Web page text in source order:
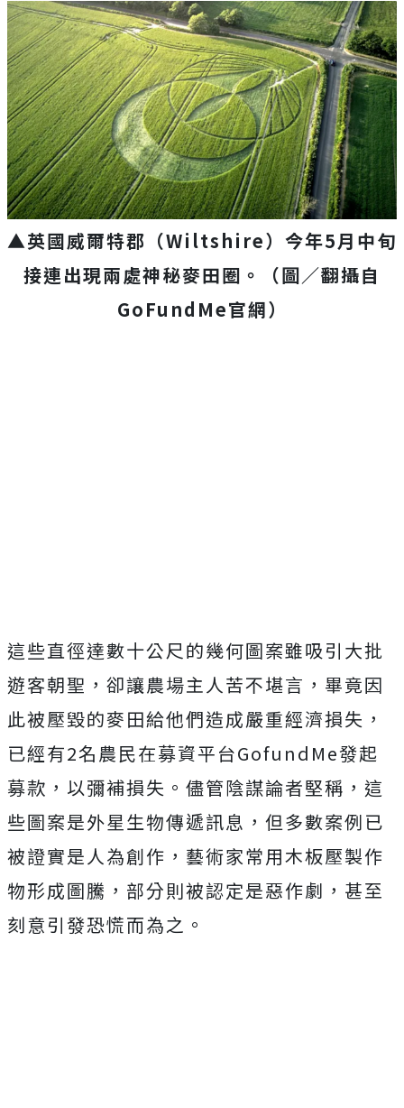
▲英國威爾特郡（Wiltshire）今年5月中旬
接連出現兩處神秘麥田圈。（圖／翻攝自
GoFundMe官網）
這些直徑達數十公尺的幾何圖案雖吸引大批
遊客朝聖，卻讓農場主人苦不堪言，畢竟因
此被壓毀的麥田給他們造成嚴重經濟損失，
已經有2名農民在募資平台GofundMe發起
募款，以彌補損失。儘管陰謀論者堅稱，這
些圖案是外星生物傳遞訊息，但多數案例已
被證實是人為創作，藝術家常用木板壓製作
物形成圖騰，部分則被認定是惡作劇，甚至
刻意引發恐慌而為之。